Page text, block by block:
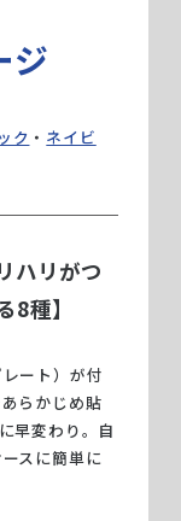
ジ
ク ・ ネイビ
ハリがつ
8種】
ート）が付
らかじめ貼
早変わり。自
スに簡単に